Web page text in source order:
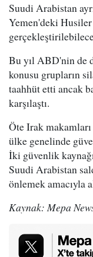
Suudi Arabistan
Yemen'deki Husiler
Bu yıl ABD'nin de
konusu grupların
taahhüt etti ancak
karşılaştı.
Öte Irak
ülke genelinde
İki güvenlik
Suudi Arabistan
önlemek amacıyla
Kaynak: Mepa